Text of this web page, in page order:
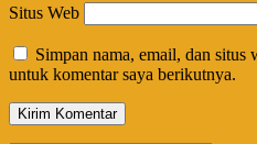
Situs Web
Simpan nama, email, dan situs
untuk komentar saya berikutnya.